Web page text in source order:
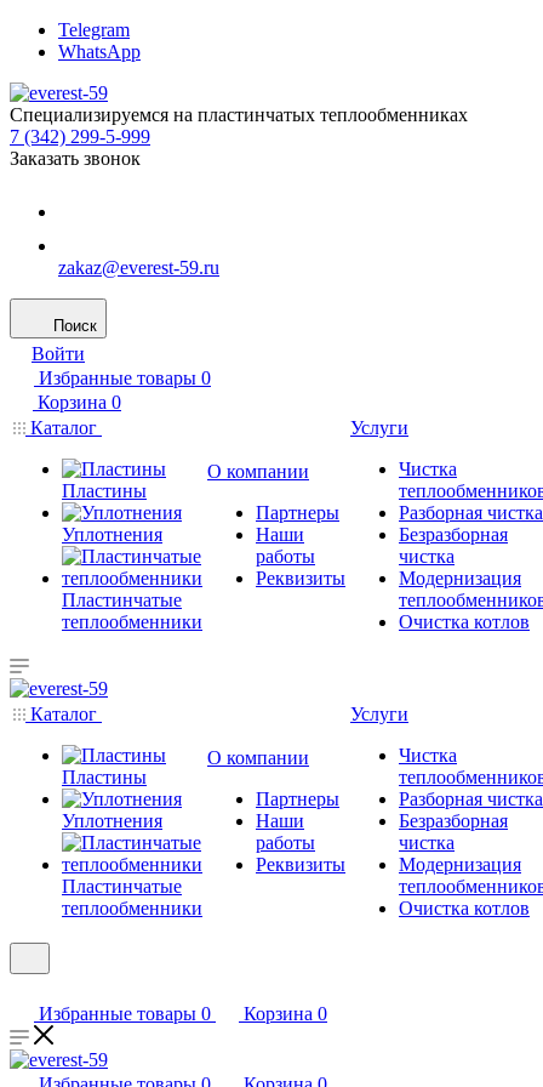
Telegram
WhatsApp
Специализируемся на пластинчатых теплообменниках
7 (342) 299-5-999
Заказать звонок
zakaz@everest-59.ru
Поиск
Войти
Избранные товары 0
Корзина 0
Каталог
Пластины
Уплотнения
Пластинчатые
теплообменники
О компании
Партнеры
Наши
работы
Реквизиты
Услуги
Чистка
Разборная чистка
Безразборная
чистка
Модернизация
Очистка котлов
Каталог
Пластины
Уплотнения
Пластинчатые
теплообменники
О компании
Партнеры
Наши
работы
Реквизиты
Услуги
Чистка
Разборная чистка
Безразборная
чистка
Модернизация
Очистка котлов
Избранные товары 0 Корзина 0